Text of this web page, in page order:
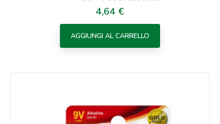
Prezzo
4,64 €
AGGIUNGI AL CARRELLO